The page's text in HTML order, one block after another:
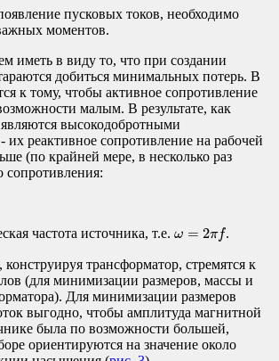
пусковых токов, необходимо
моментов.
иметь в виду то, что при создании
добиться минимальных потерь. В
к тому, чтобы активное сопротивление
малым. В результате, как
высокодобротными
их реактивное сопротивление на рабочей
(по крайней мере, в несколько раз
сопротивления:
частота источника, т.е. ω = 2πf
πf .
трансформатор, стремятся к
(для минимизации размеров, массы и
Для минимизации размеров
выгодно, чтобы амплитуда магнитной
была по возможности большей,
ориентируются на значение около